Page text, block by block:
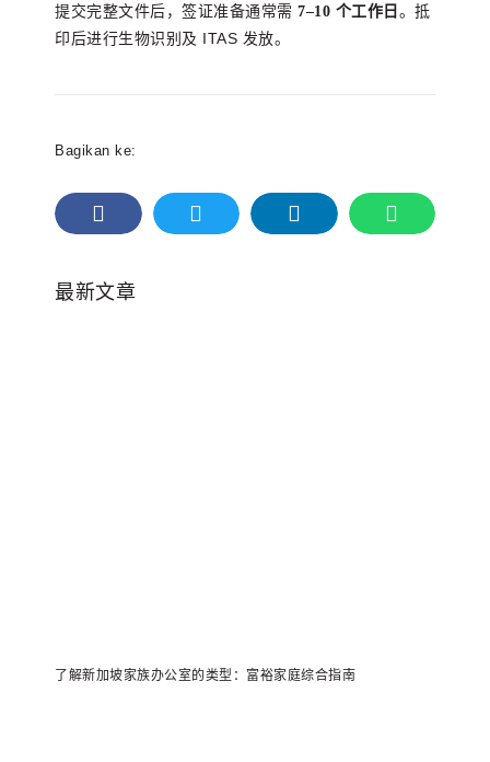
提交完整文件后，签证准备通常需 7–10 个工作日 。抵
印后进行生物识别及 ITAS 发放。
Bagikan ke:
最新文章
了解新加坡家族办公室的类型：富裕家庭综合指南